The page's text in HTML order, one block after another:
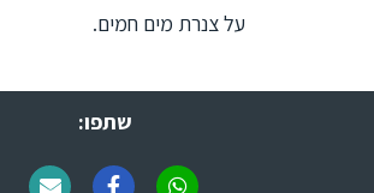
על צנרת מים חמים.
שתפו: